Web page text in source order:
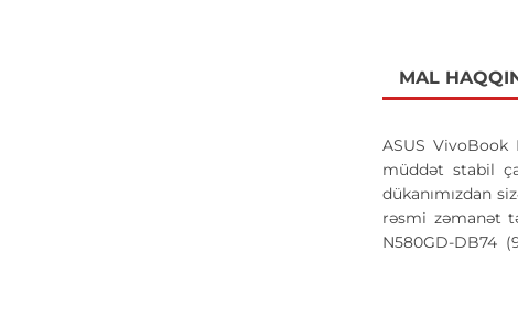
MAL
ASUS
müddət stabil
dükanımızdan
rəsmi zəmanət
N580GD-DB74